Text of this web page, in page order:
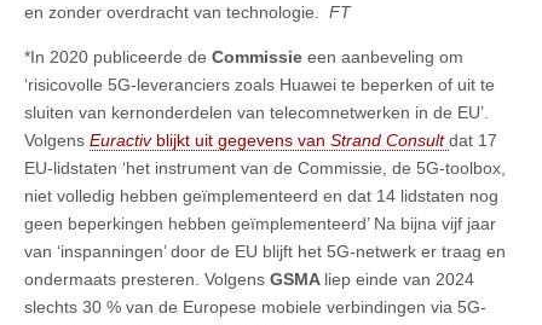
en zonder overdracht van technologie.
FT
*In 2020 publiceerde de Commissie een aanbeveling om
‘risicovolle 5G-leveranciers zoals Huawei te beperken of uit te
sluiten van kernonderdelen van telecomnetwerken in de EU’.
Volgens Euractiv blijkt uit gegevens van Strand Consultdat 17
EU-lidstaten ‘het instrument van de Commissie, de 5G-toolbox,
niet volledig hebben geïmplementeerd en dat 14 lidstaten nog
geen beperkingen hebben geïmplementeerd’ Na bijna vijf jaar
van ‘inspanningen’ door de EU blijft het 5G-netwerk er traag en
ondermaats presteren. Volgens GSMA liep einde van 2024
slechts 30 % van de Europese mobiele verbindingen via 5G-